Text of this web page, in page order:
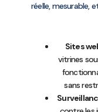
réelle, mesurable,
Sites
vitrines
sans